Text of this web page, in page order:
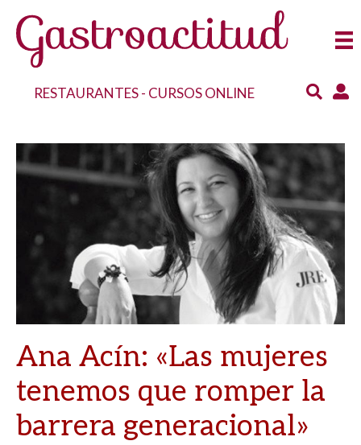
RESTAURANTES- CURSOS ONLINE
Ana Acín: «Las mujeres
tenemos que romper la
barrera generacional»